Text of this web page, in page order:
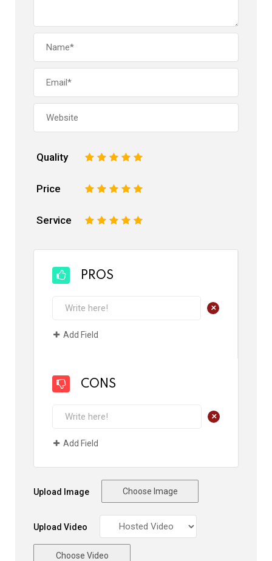
Quality 5
4
3
2
Price 5
4
3
2
Service 5
4
3
2
PROS
+
Add Field
CONS
+
Add Field
Upload Image Choose Image
Upload Video
Choose Video